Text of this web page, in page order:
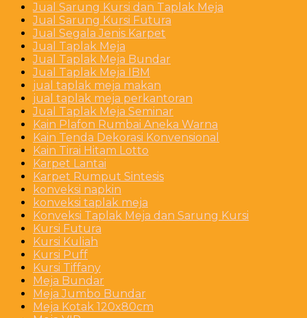
Jual Sarung Kursi dan Taplak Meja
Jual Sarung Kursi Futura
Jual Segala Jenis Karpet
Jual Taplak Meja
Jual Taplak Meja Bundar
Jual Taplak Meja IBM
jual taplak meja makan
jual taplak meja perkantoran
Jual Taplak Meja Seminar
Kain Plafon Rumbai Aneka Warna
Kain Tenda Dekorasi Konvensional
Kain Tirai Hitam Lotto
Karpet Lantai
Karpet Rumput Sintesis
konveksi napkin
konveksi taplak meja
Konveksi Taplak Meja dan Sarung Kursi
Kursi Futura
Kursi Kuliah
Kursi Puff
Kursi Tiffany
Meja Bundar
Meja Jumbo Bundar
Meja Kotak 120x80cm